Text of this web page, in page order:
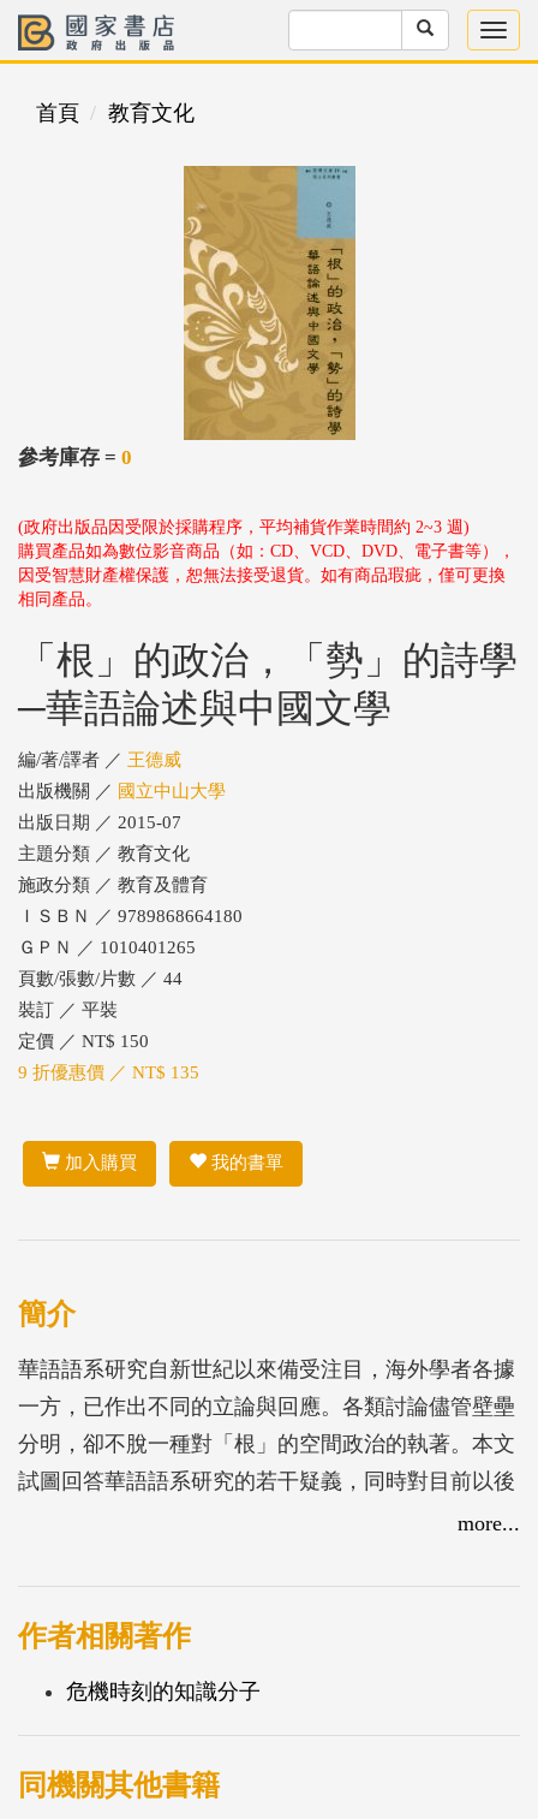
首頁 教育文化
參考庫存 = 0
(政府出版品因受限於採購程序，平均補貨作業時間約 2~3 週)
購買產品如為數位影音商品（如：CD、VCD、DVD、電子書等），
因受智慧財產權保護，恕無法接受退貨。如有商品瑕疵，僅可更換
相同產品。
「根」的政治，「勢」的詩學
─華語論述與中國文學
編/著/譯者 ／ 王德威
出版機關 ／ 國立中山大學
出版日期 ／ 2015-07
主題分類 ／ 教育文化
施政分類 ／ 教育及體育
ＩＳＢＮ ／ 9789868664180
ＧＰＮ ／ 1010401265
頁數/張數/片數 ／ 44
裝訂 ／ 平裝
定價 ／ NT$ 150
9 折優惠價 ／ NT$ 135
加入購買 我的書單
簡介
華語語系研究自新世紀以來備受注目，海外學者各據
一方，已作出不同的立論與回應。各類討論儘管壁壘
分明，卻不脫一種對「根」的空間政治的執著。本文
試圖回答華語語系研究的若干疑義，同時對目前以後
殖民主義或民族主義為基礎的「根」的空間論述，提
討，強調「後遺民」是具有強烈批判—以及自我批判
—意識的論述；最後提出「勢」的詩學，作?「根」
more...
作者相關著作
危機時刻的知識分子
同機關其他書籍